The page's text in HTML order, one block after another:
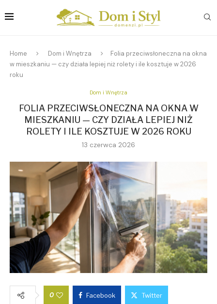
Home Dom i Wnętrza
Folia przeciwsłoneczna na okna
w mieszkaniu — czy działa lepiej niż rolety i ile kosztuje w 2026
roku
Dom i Wnętrza
FOLIA PRZECIWSŁONECZNA NA OKNA W
MIESZKANIU — CZY DZIAŁA LEPIEJ NIŻ
ROLETY I ILE KOSZTUJE W 2026 ROKU
13 czerwca 2026
0 Facebook Twitter